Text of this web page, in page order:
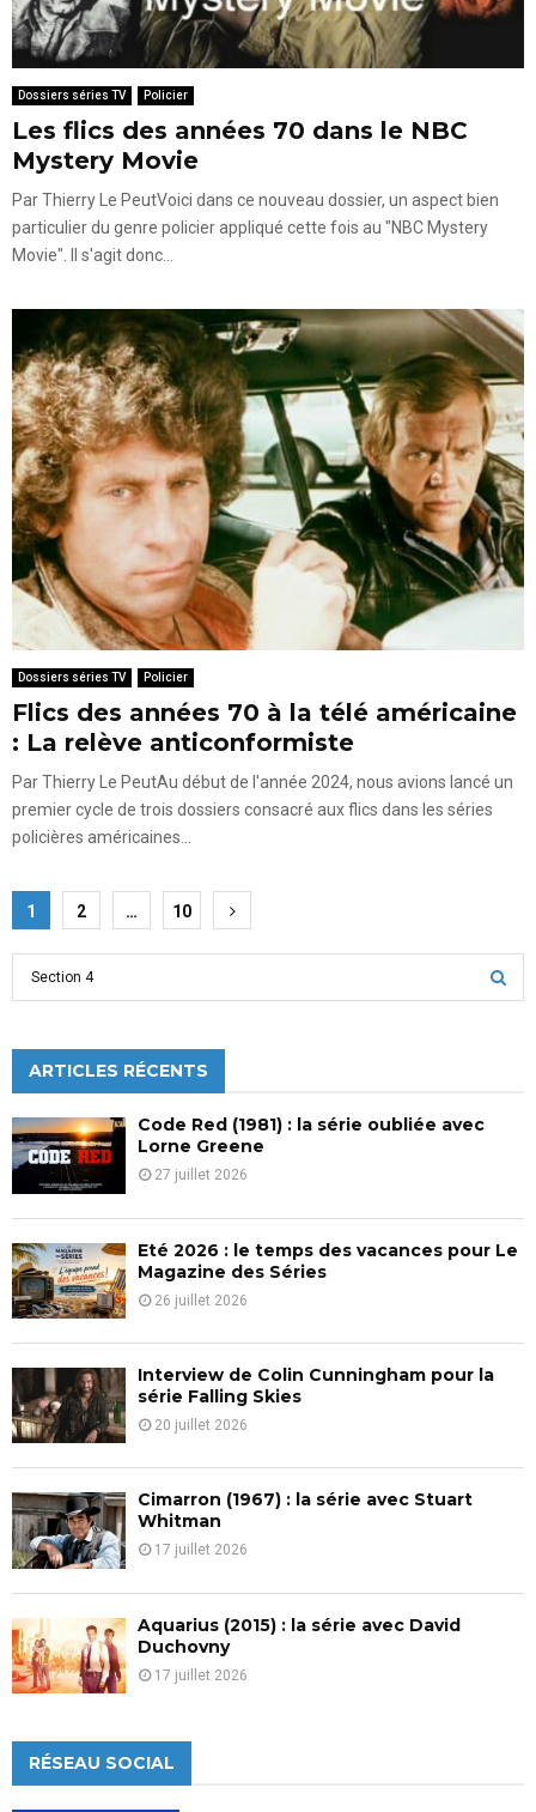
Dossiers séries TV Policier
Les flics des années 70 dans le NBC
Mystery Movie
Par Thierry Le PeutVoici dans ce nouveau dossier, un aspect bien
particulier du genre policier appliqué cette fois au "NBC Mystery
Movie". Il s'agit donc...
Dossiers séries TV Policier
Flics des années 70 à la télé américaine
: La relève anticonformiste
Par Thierry Le PeutAu début de l'année 2024, nous avions lancé un
premier cycle de trois dossiers consacré aux flics dans les séries
policières américaines...
Pagination
des
publications
1 2 … 10
h
f
o
r
:
C
ARTICLES RÉCENTS
Code Red (1981) : la série oubliée avec
Lorne Greene
27 juillet 2026
Eté 2026 : le temps des vacances pour Le
Magazine des Séries
26 juillet 2026
Interview de Colin Cunningham pour la
série Falling Skies
20 juillet 2026
Cimarron (1967) : la série avec Stuart
Whitman
17 juillet 2026
Aquarius (2015) : la série avec David
Duchovny
17 juillet 2026
RÉSEAU SOCIAL